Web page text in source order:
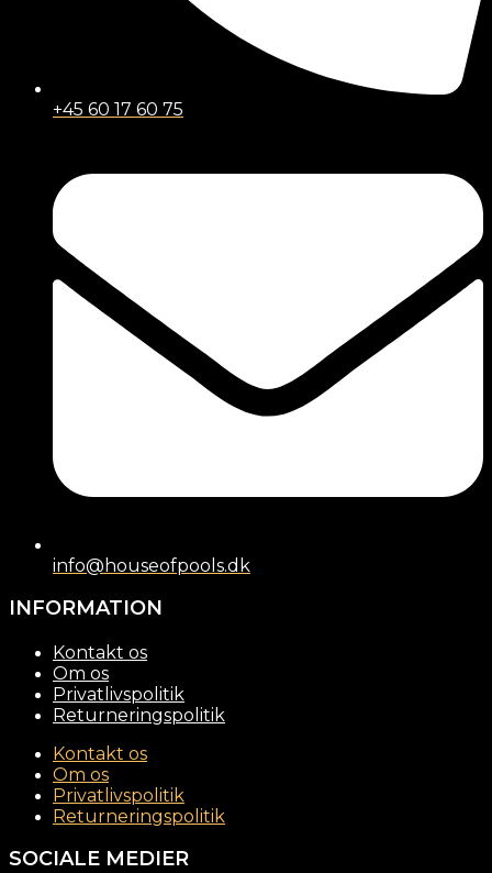
+45 60 17 60 75
info@houseofpools.dk
INFORMATION
Kontakt os
Om os
Privatlivspolitik
Returneringspolitik
Kontakt os
Om os
Privatlivspolitik
Returneringspolitik
SOCIALE MEDIER